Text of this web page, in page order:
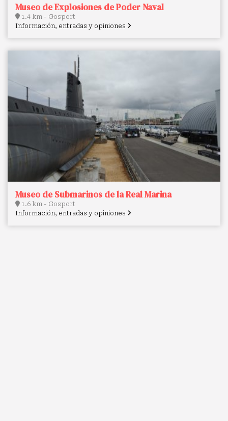
Museo de Explosiones de Poder Naval
1.4 km - Gosport
Información, entradas y opiniones
Museo de Submarinos de la Real Marina
1.6 km - Gosport
Información, entradas y opiniones